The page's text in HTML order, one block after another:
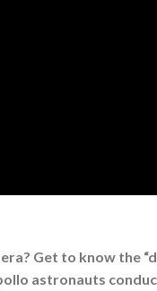
Get to know the
astronauts